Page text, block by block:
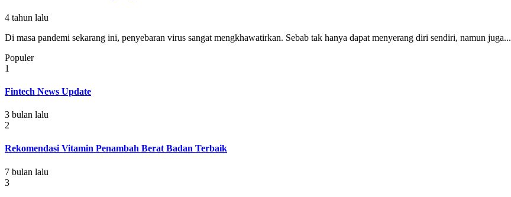
4 tahun lalu
Di masa pandemi sekarang ini, penyebaran virus sangat mengkhawatirkan. Sebab tak hanya dapat menyerang diri sendiri, namun juga...
Populer
1
Fintech News Update
3 bulan lalu
2
Rekomendasi Vitamin Penambah Berat Badan Terbaik
7 bulan lalu
3